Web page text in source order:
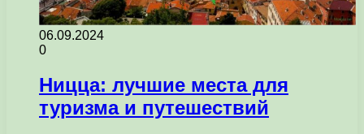
06.09.2024
0
Ницца: лучшие места для
туризма и путешествий